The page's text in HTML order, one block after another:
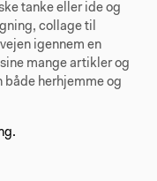
tanke eller ide og
collage til
igennem en
mange artikler og
både herhjemme og